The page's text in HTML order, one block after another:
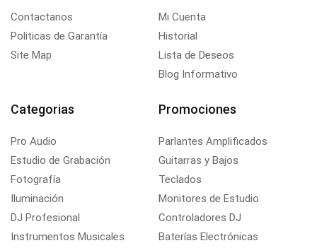
Contactanos
Politicas de Garantía
Site Map
Mi Cuenta
Historial
Lista de Deseos
Blog Informativo
Categorias
Pro Audio
Estudio de Grabación
Fotografía
Iluminación
DJ Profesional
Instrumentos Musicales
Promociones
Parlantes Amplificados
Guitarras y Bajos
Teclados
Monitores de Estudio
Controladores DJ
Baterías Electrónicas